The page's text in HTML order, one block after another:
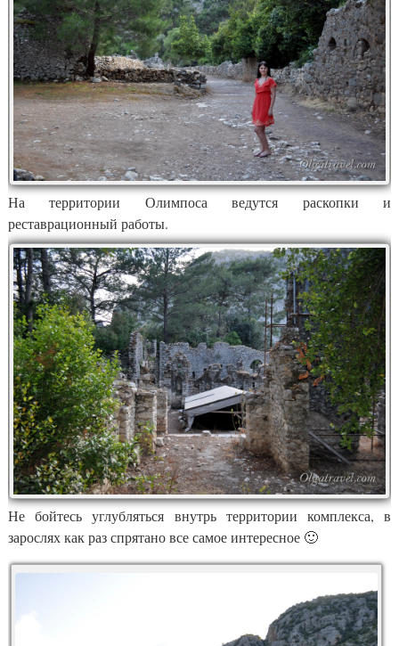
На территории Олимпоса ведутся раскопки и
реставрационный работы.
Не бойтесь углубляться внутрь территории комплекса, в
зарослях как раз спрятано все самое интересное 🙂